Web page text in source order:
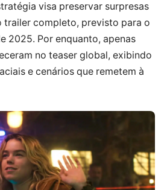
visa preservar surpresas
trailer completo, previsto para o
2025. Por enquanto, apenas
no teaser global, exibindo
e cenários que remetem à